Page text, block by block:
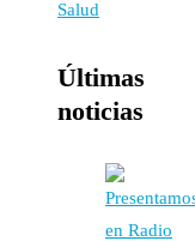
Últimas
noticias